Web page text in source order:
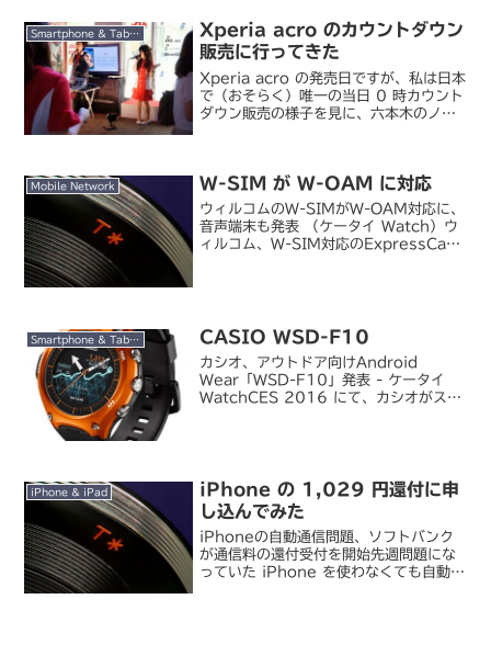
Smartphone & Tablet
Xperia acro のカウントダウン
販売に行ってきた
Xperia acro の発売日ですが、私は日本
で（おそらく）唯一の当日 0 時カウント
ダウン販売の様子を見に、六本木のノジ
Mobile Network W-SIM が W-OAM に対応
ウィルコムのW-SIMがW-OAM対応に、
音声端末も発表 （ケータイ Watch）ウ
ィルコム、W-SIM対応のExpressCard
Smartphone & Tablet CASIO WSD-F10
カシオ、アウトドア向けAndroid
Wear「WSD-F10」発表 - ケータイ
WatchCES 2016 にて、カシオがスマ
iPhone & iPad
iPhone の 1,029 円還付に申
し込んでみた
iPhoneの自動通信問題、ソフトバンク
が通信料の還付受付を開始先週問題にな
っていた iPhone を使わなくても自動通